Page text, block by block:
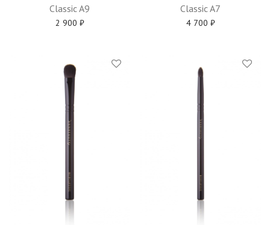
Classic A9
2 900 ₽
Classic A7
4 700 ₽